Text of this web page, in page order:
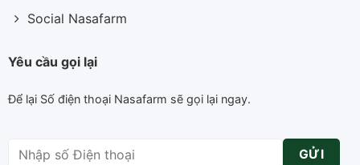
Social Nasafarm
Yêu cầu gọi lại
Để lại Số điện thoại Nasafarm sẽ gọi lại ngay.